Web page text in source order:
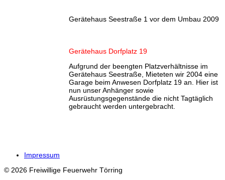
Gerätehaus Seestraße 1 vor dem Umbau 2009
Gerätehaus Dorfplatz 19
Aufgrund der beengten Platzverhältnisse im
Gerätehaus Seestraße, Mieteten wir 2004 eine
Garage beim Anwesen Dorfplatz 19 an. Hier ist
nun unser Anhänger sowie
Ausrüstungsgegenstände die nicht Tagtäglich
gebraucht werden untergebracht.
Impressum
© 2026 Freiwillige Feuerwehr Törring